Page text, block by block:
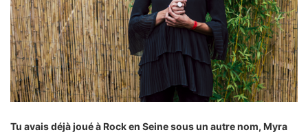
Tu avais déjà joué à Rock en Seine sous un autre nom, Myra